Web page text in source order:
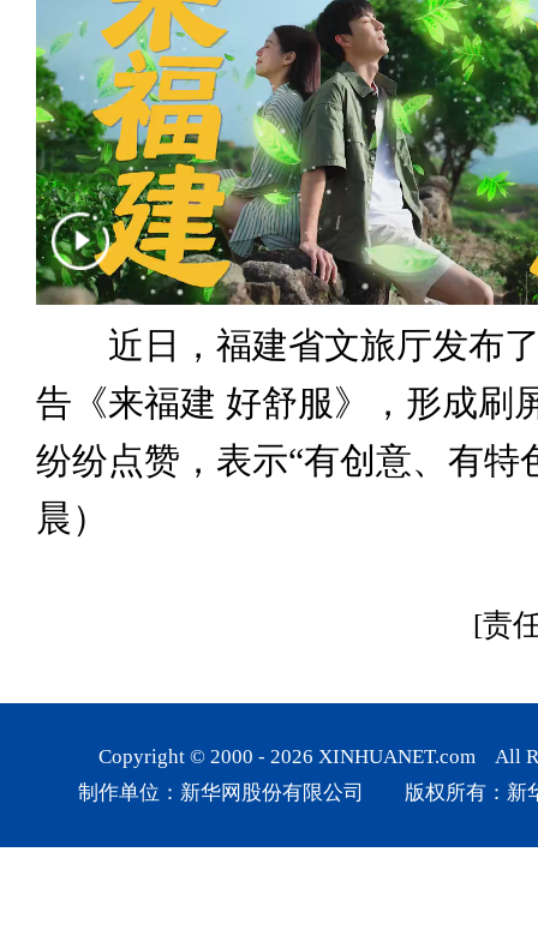
近日，福建省文旅厅发布了
告《来福建 好舒服》，形成刷
纷纷点赞，表示“有创意、有特
晨）
[责
Copyright © 2000 - 2026 XINHUANET.com All
制作单位：新华网股份有限公司 版权所有：新